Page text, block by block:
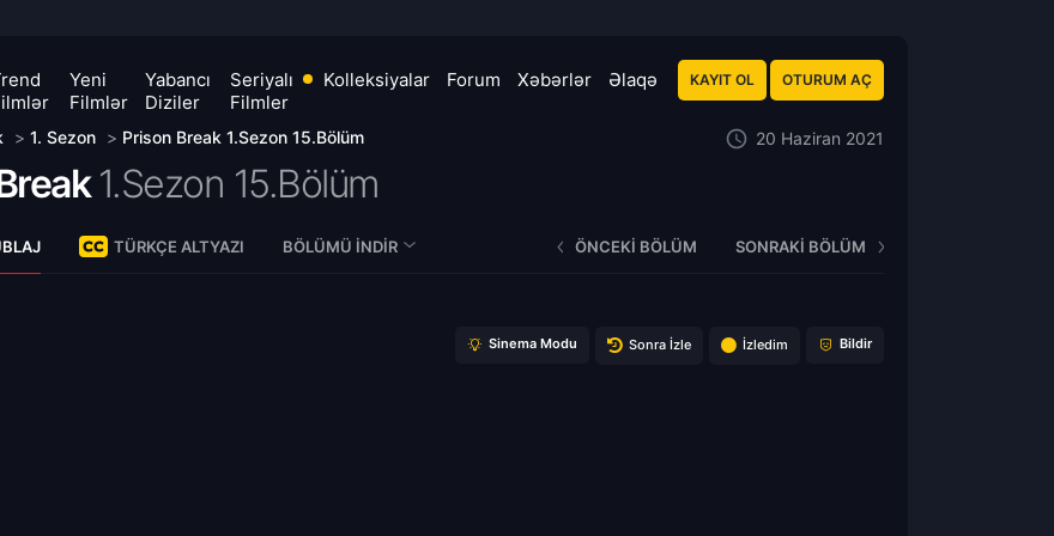
Yeni
Filmlər
Yabancı
Diziler
Seriyalı
Filmler
Kolleksiyalar Forum Xəbərlər Əlaqə KAYIT OL OTURUM AÇ
> 1. Sezon > Prison Break 1.Sezon 15.Bölüm 20 Haziran 2021
1.Sezon 15.Bölüm
TÜRKÇE ALTYAZI BÖLÜMÜ İNDIR ÖNCEKI BÖLÜM SONRAKI BÖLÜM
Sinema Modu Sonra İzle İzledim Bildir